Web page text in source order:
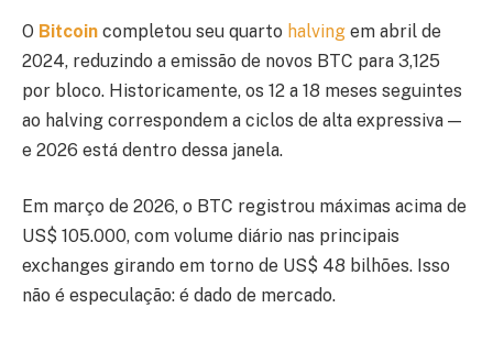
O Bitcoin completou seu quarto halving em abril de
2024, reduzindo a emissão de novos BTC para 3,125
por bloco. Historicamente, os 12 a 18 meses seguintes
ao halving correspondem a ciclos de alta expressiva —
e 2026 está dentro dessa janela.
Em março de 2026, o BTC registrou máximas acima de
US$ 105.000, com volume diário nas principais
exchanges girando em torno de US$ 48 bilhões. Isso
não é especulação: é dado de mercado.